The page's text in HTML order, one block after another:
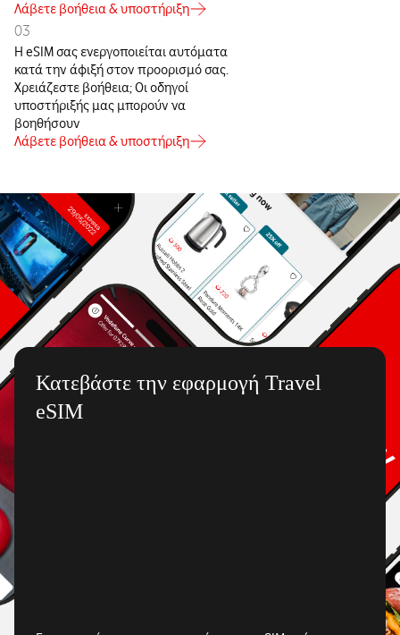
Λάβετε βοήθεια & υποστήριξη
03
Η eSIM σας ενεργοποιείται αυτόματα
κατά την άφιξή στον προορισμό σας.
Χρειάζεστε βοήθεια; Οι οδηγοί
υποστήριξής μας μπορούν να
βοηθήσουν
Λάβετε βοήθεια & υποστήριξη
Κατεβάστε την εφαρμογή Travel
eSIM